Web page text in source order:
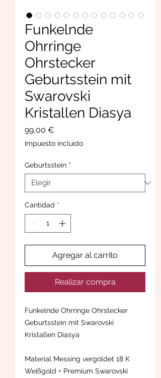
Funkelnde
Ohrringe
Ohrstecker
Geburtsstein mit
Swarovski
Kristallen Diasya
99,00 €
Impuesto incluido
Geburtsstein *
Cantidad *
Agregar al carrito
Realizar compra
Funkelnde Ohrringe Ohrstecker
Geburtsstein mit Swarovski
Kristallen Diasya
Material Messing vergoldet 18 K
Weißgold + Premium Swarovski